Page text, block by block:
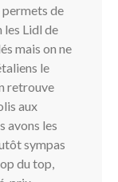
permets de
les Lidl de
mais on ne
le
retrouve
aux
avons les
sympas
du top,